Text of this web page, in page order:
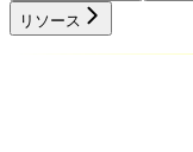
リソース